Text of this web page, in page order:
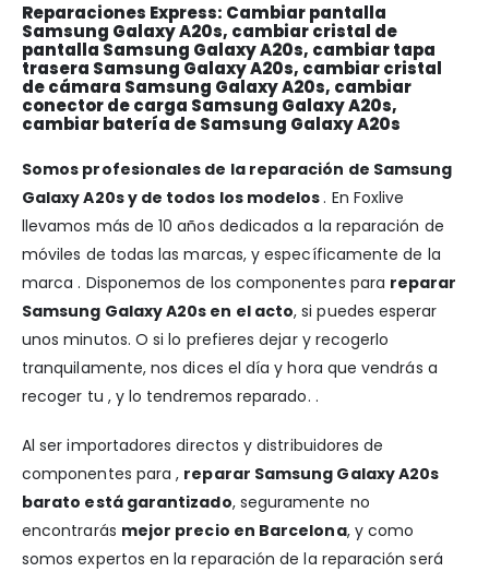
Reparaciones Express: Cambiar pantalla
Samsung Galaxy A20s, cambiar cristal de
pantalla Samsung Galaxy A20s, cambiar tapa
trasera Samsung Galaxy A20s, cambiar cristal
de cámara Samsung Galaxy A20s, cambiar
conector de carga Samsung Galaxy A20s,
cambiar batería de Samsung Galaxy A20s
Somos profesionales de la reparación de Samsung
Galaxy A20s y de todos los modelos. En Foxlive
llevamos más de 10 años dedicados a la reparación de
móviles de todas las marcas, y específicamente de la
marca . Disponemos de los componentes para reparar
Samsung Galaxy A20s en el acto, si puedes esperar
unos minutos. O si lo prefieres dejar y recogerlo
tranquilamente, nos dices el día y hora que vendrás a
recoger tu , y lo tendremos reparado. .
Al ser importadores directos y distribuidores de
componentes para , reparar Samsung Galaxy A20s
barato está garantizado, seguramente no
encontrarás mejor precio en Barcelona, y como
somos expertos en la reparación de la reparación será